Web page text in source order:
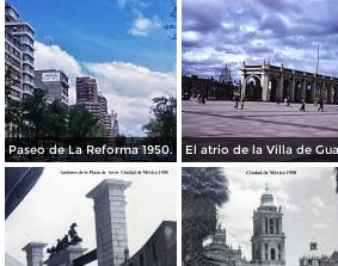
Paseo de La Reforma 1950.